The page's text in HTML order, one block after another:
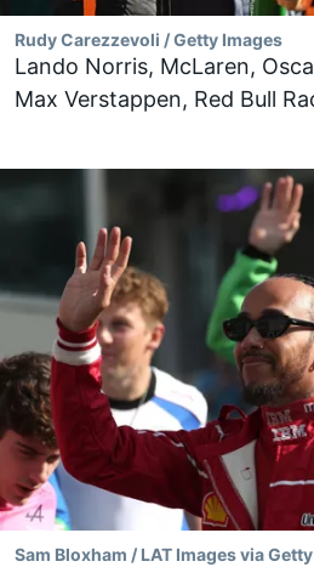
Rudy Carezzevoli / Getty Images
Lando Norris, McLaren,
Max Verstappen, Red Bull
Sam Bloxham / LAT Images via